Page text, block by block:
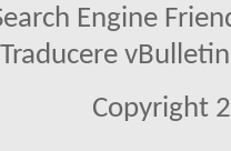
Engine
Traducere
Copyright